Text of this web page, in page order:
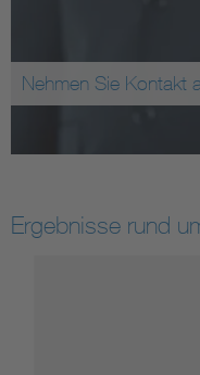
Nehmen Sie Kontakt
Ergebnisse rund